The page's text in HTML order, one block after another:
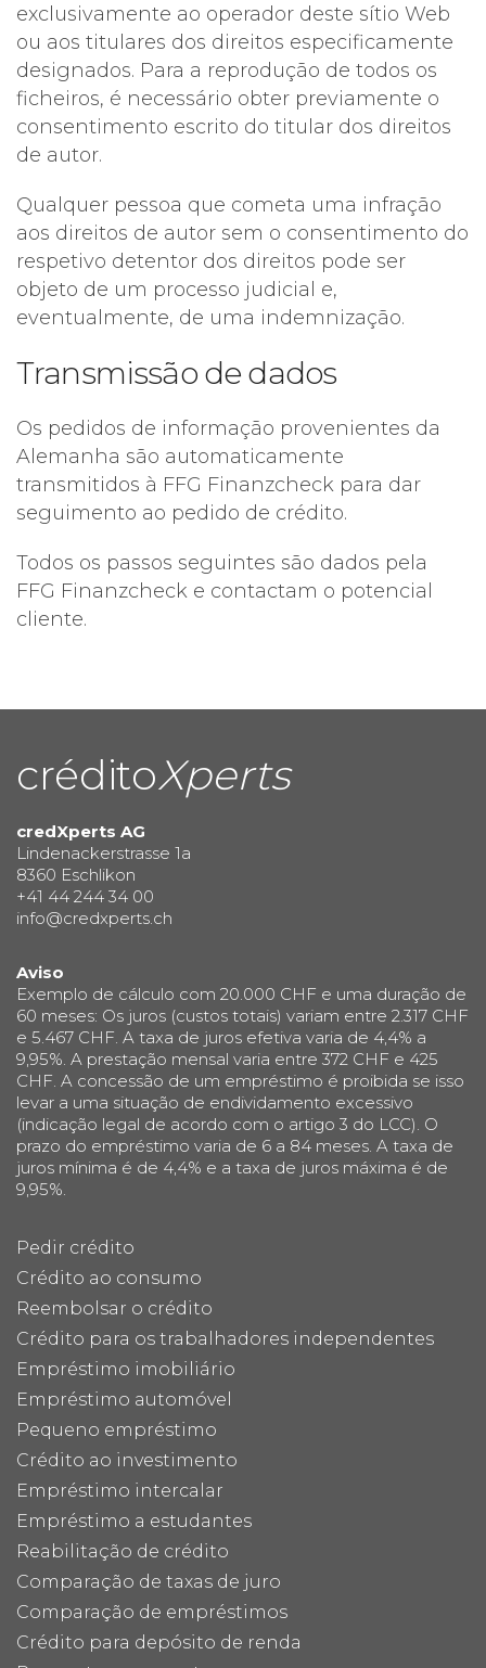
exclusivamente ao operador deste sítio Web
ou aos titulares dos direitos especificamente
designados. Para a reprodução de todos os
ficheiros, é necessário obter previamente o
consentimento escrito do titular dos direitos
de autor.
Qualquer pessoa que cometa uma infração
aos direitos de autor sem o consentimento do
respetivo detentor dos direitos pode ser
objeto de um processo judicial e,
eventualmente, de uma indemnização.
Transmissão de dados
Os pedidos de informação provenientes da
Alemanha são automaticamente
transmitidos à FFG Finanzcheck para dar
seguimento ao pedido de crédito.
Todos os passos seguintes são dados pela
FFG Finanzcheck e contactam o potencial
cliente.
créditoXperts
credXperts AG
Lindenackerstrasse 1a
8360 Eschlikon
+41 44 244 34 00
info@credxperts.ch
Aviso
Exemplo de cálculo com 20.000 CHF e uma duração de
60 meses: Os juros (custos totais) variam entre 2.317 CHF
e 5.467 CHF. A taxa de juros efetiva varia de 4,4% a
9,95%. A prestação mensal varia entre 372 CHF e 425
CHF. A concessão de um empréstimo é proibida se isso
levar a uma situação de endividamento excessivo
(indicação legal de acordo com o artigo 3 do LCC). O
prazo do empréstimo varia de 6 a 84 meses. A taxa de
juros mínima é de 4,4% e a taxa de juros máxima é de
9,95%.
Pedir crédito
Crédito ao consumo
Reembolsar o crédito
Crédito para os trabalhadores independentes
Empréstimo imobiliário
Empréstimo automóvel
Pequeno empréstimo
Crédito ao investimento
Empréstimo intercalar
Empréstimo a estudantes
Reabilitação de crédito
Comparação de taxas de juro
Comparação de empréstimos
Crédito para depósito de renda